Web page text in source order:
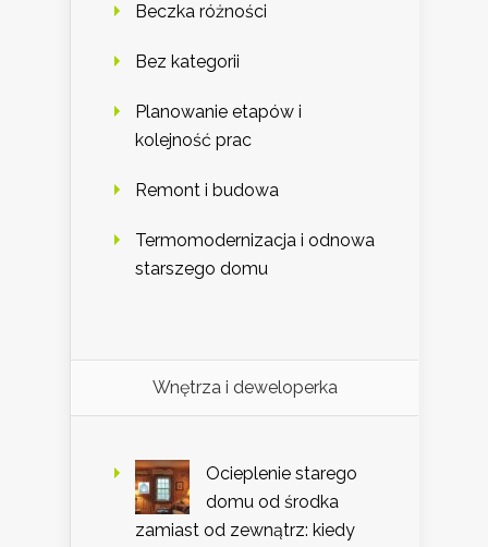
Beczka różności
Bez kategorii
Planowanie etapów i
kolejność prac
Remont i budowa
Termomodernizacja i odnowa
starszego domu
Wnętrza i deweloperka
Ocieplenie starego
domu od środka
zamiast od zewnątrz: kiedy